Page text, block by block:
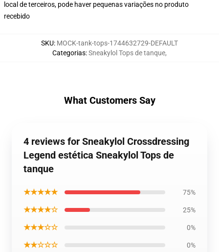
local de terceiros, pode haver pequenas variações no produto
recebido
SKU: MOCK-tank-tops-1744632729-DEFAULT
Categorias:Sneakylol Tops de tanque,
What Customers Say
4 reviews for Sneakylol Crossdressing
Legend estética Sneakylol Tops de
tanque
★★★★★ 75%
★★★★☆ 25%
★★★☆☆ 0%
★★☆☆☆ 0%